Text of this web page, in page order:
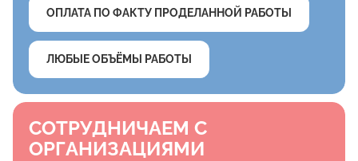
ОПЛАТА ПО ФАКТУ ПРОДЕЛАННОЙ РАБОТЫ
ЛЮБЫЕ ОБЪЁМЫ РАБОТЫ
СОТРУДНИЧАЕМ С
ОРГАНИЗАЦИЯМИ